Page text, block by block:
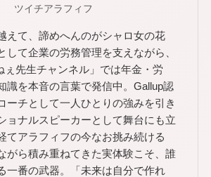
ツイチアラフィフ
えて、諦めへんのがシャロ女の花
て企業の労務管理を支えながら、
ぇ先生チャンネル」では年金・労
識を本音の言葉で発信中。Gallup認
ーチとして一人ひとりの強みを引き
ョナルスピーカーとして舞台にも立
てアラフィフの今なお挑み続ける
ら積み重ねてきた実体験こそ、誰
一番の武器。「未来は自分で作れ